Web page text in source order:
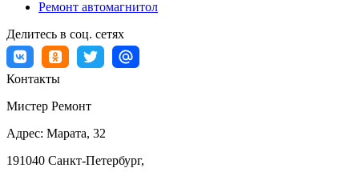
Ремонт автомагнитол
Делитесь в соц. сетях
Контакты
Мистер Ремонт
Адрес: Марата, 32
191040 Санкт-Петербург,